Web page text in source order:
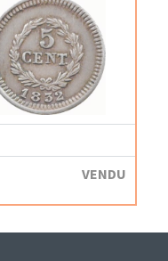
VENDU